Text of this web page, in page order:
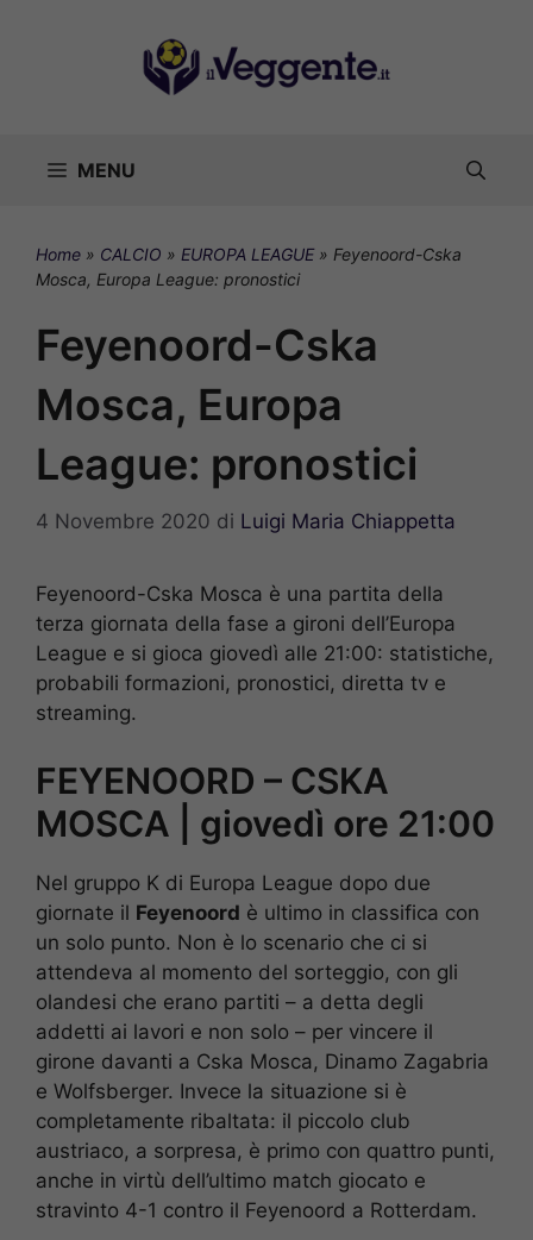
MENU
Home » CALCIO » EUROPA LEAGUE» Feyenoord-Cska
Mosca, Europa League: pronostici
Feyenoord-Cska
Mosca, Europa
League: pronostici
4 Novembre 2020 di Luigi Maria Chiappetta
Feyenoord-Cska Mosca è una partita della
terza giornata della fase a gironi dell’Europa
League e si gioca giovedì alle 21:00: statistiche,
probabili formazioni, pronostici, diretta tv e
streaming.
FEYENOORD – CSKA
MOSCA | giovedì ore 21:00
Nel gruppo K di Europa League dopo due
giornate il Feyenoord è ultimo in classifica con
un solo punto. Non è lo scenario che ci si
attendeva al momento del sorteggio, con gli
olandesi che erano partiti – a detta degli
addetti ai lavori e non solo – per vincere il
girone davanti a Cska Mosca, Dinamo Zagabria
e Wolfsberger. Invece la situazione si è
completamente ribaltata: il piccolo club
austriaco, a sorpresa, è primo con quattro punti,
anche in virtù dell’ultimo match giocato e
stravinto 4-1 contro il Feyenoord a Rotterdam.